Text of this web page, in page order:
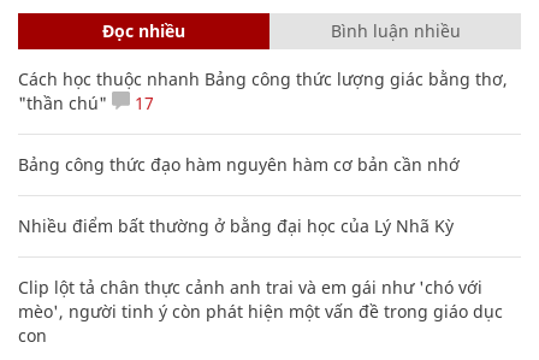
Đọc nhiều Bình luận nhiều
Cách học thuộc nhanh Bảng công thức lượng giác bằng thơ,
"thần chú"
17
Bảng công thức đạo hàm nguyên hàm cơ bản cần nhớ
Nhiều điểm bất thường ở bằng đại học của Lý Nhã Kỳ
Clip lột tả chân thực cảnh anh trai và em gái như 'chó với
mèo', người tinh ý còn phát hiện một vấn đề trong giáo dục
con